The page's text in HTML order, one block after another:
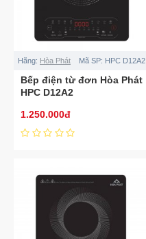
Hãng: Hòa Phát Mã SP: HPC D12A2
Bếp điện từ đơn Hòa Phát
HPC D12A2
1.250.000đ